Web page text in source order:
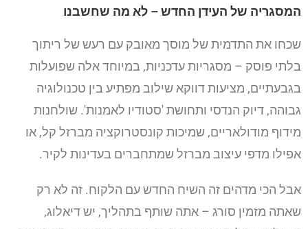
המסגריה של העידן החדש – לא מה שחשבנו
שכחו את התדמית של מוסך מאובק עם רעש של ריתוך
בלתי פוסק – מסגריות עדכניות, במיוחד אלה שפועלות
בגבעתיים, מציעות דווקא שילוב מפתיע בין טכנולוגיה
גבוהה, דיוק הנדסי ותחושת 'סטודיו לאמנות'. שולחנות
מידוף מודולאריים, שמיכות קונסטרוקציה מברזל קל, או
אפילו מדפי עיצוב מברזל שמתחברים בעדינות לקיר.
אבל הכי מדהים זה השיח החדש עם הלקוח. זה לא רק
שאתה מזמין סורג – אתה שותף בתהליך, יש דיאלוג,